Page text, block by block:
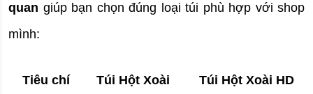
quan giúp bạn chọn đúng loại túi phù hợp với shop
mình:
Tiêu chí
Túi Hột Xoài
Túi Hột Xoài HD